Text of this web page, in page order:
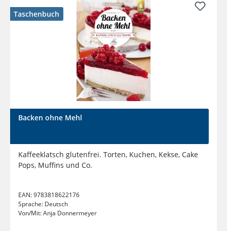
Taschenbuch
Backen ohne Mehl
Kaffeeklatsch glutenfrei. Torten, Kuchen, Kekse, Cake
Pops, Muffins und Co.
EAN:9783818622176
Sprache: Deutsch
Von/Mit:Anja Donnermeyer